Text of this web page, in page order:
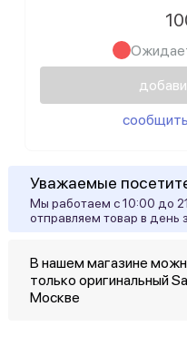
Уважаемые
Мы работаем с 10:00 до
отправляем товар в день
В нашем магазине
только оригинальный
Москве